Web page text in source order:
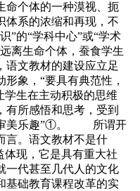
命个体的一种漠视、扼
体系的浓缩和再现，不
”的“学科中心”或“学术
离生命个体，蚕食学生
语文教材的建设应立足
象，“要具有典范性，
学生在主动积极的思维
有所感悟和思考，受到
审美乐趣”①。 所谓开
言。语文教材不是什
体现，它是具有重大社
一代甚至几代人的文化
基础教育课程改革的实